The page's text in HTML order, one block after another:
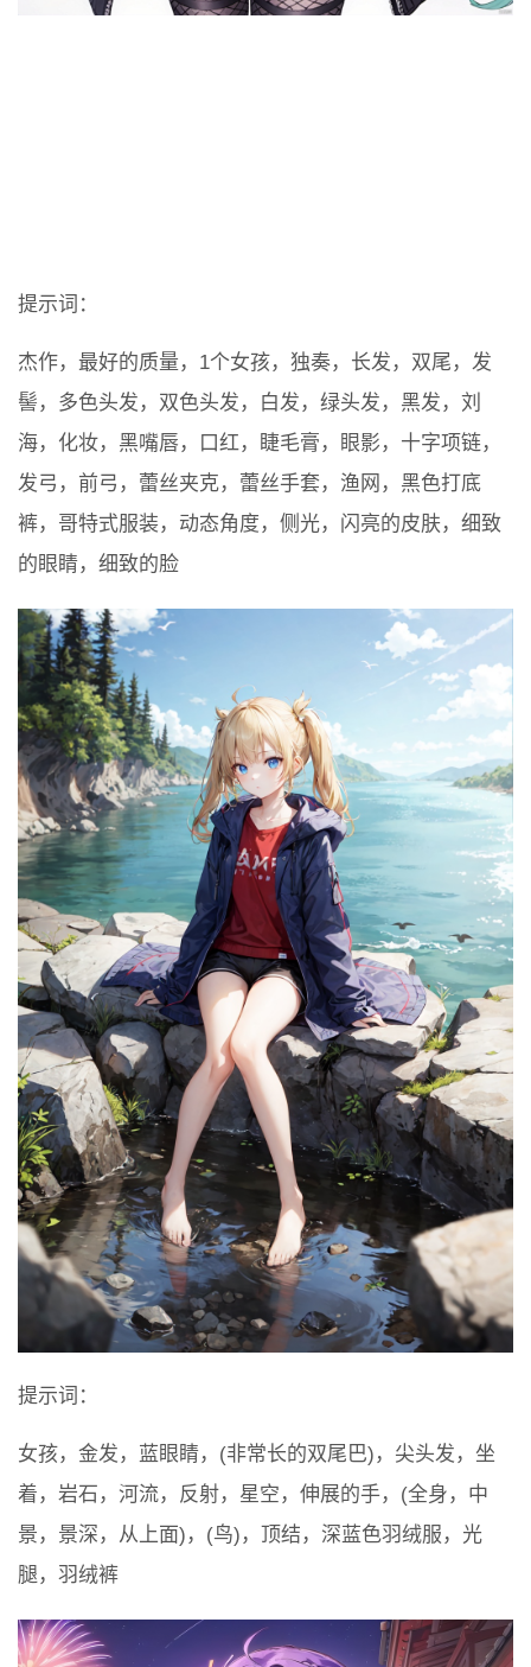
提示词：
杰作，最好的质量，1个女孩，独奏，长发，双尾，发
髻，多色头发，双色头发，白发，绿头发，黑发，刘
海，化妆，黑嘴唇，口红，睫毛膏，眼影，十字项链，
发弓，前弓，蕾丝夹克，蕾丝手套，渔网，黑色打底
裤，哥特式服装，动态角度，侧光，闪亮的皮肤，细致
的眼睛，细致的脸
提示词：
女孩，金发，蓝眼睛，(非常长的双尾巴)，尖头发，坐
着，岩石，河流，反射，星空，伸展的手，(全身，中
景，景深，从上面)，(鸟)，顶结，深蓝色羽绒服，光
腿，羽绒裤